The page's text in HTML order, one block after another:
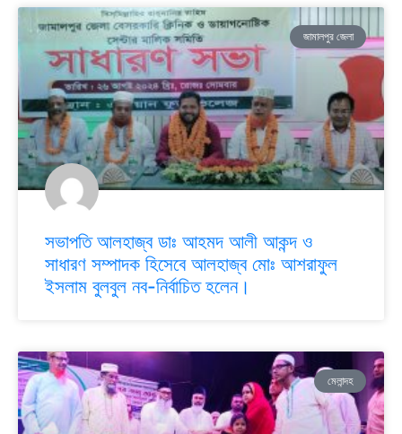
জামালপুর জেলা
সভাপতি আলহাজ্ব ডাঃ আহমদ আলী আকন্দ ও
সাধারণ সম্পাদক হিসেবে আলহাজ্ব মোঃ আশরাফুল
ইসলাম বুলবুল নব-নির্বাচিত হলেন।
মেলান্দহ